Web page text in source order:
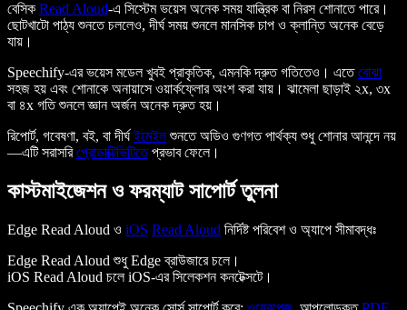
বেসিক Read Aloud-এ সিস্টেম ভয়েস অনেক সময় যান্ত্রিক বা নিরস শোনাতে পারে।
ছোটখাটো পাঠ্য শুনতে চললেও, দীর্ঘ সময় শুনলে মানসিক চাপ ও ক্লান্তি অনেক বেড়ে
যায়।
Speechify-এর ভয়েস মডেল খুবই প্রাকৃতিক, এমনকি দ্রুত গতিতেও। এতেবোঝা
সহজ হয় এবং শোনাকে অনায়াসে ওয়ার্কফ্লোর অংশ করা যায়। ঝামেলা ছাড়াই ২x, ৩x
বা ৪x গতি শুনলে জ্ঞান অর্জন অনেক দ্রুত হয়।
রিপোর্ট, গবেষণা, বই, বা দীর্ঘইমেইলশুনতে অডিও গুণগত পার্থক্য শুধু শোনার আনন্দে নয়
—এটি সরাসরিপ্রোডাক্টিভিটিতেপ্রভাব ফেলে।
কাস্টমাইজেশন ও ফরম্যাট সাপোর্ট তুলনা
Edge Read Aloud ও iOS Read Aloud নির্দিষ্ট পরিবেশ ও অ্যাপে সীমাবদ্ধঃ
Edge Read Aloud শুধু Edge ব্রাউজারে চলে।
iOS Read Aloud চলে iOS-এর সিলেকশন কনটেক্সটে।